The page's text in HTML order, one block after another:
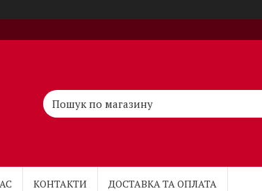
КОНТАКТИ ДОСТАВКА ТА ОПЛАТА